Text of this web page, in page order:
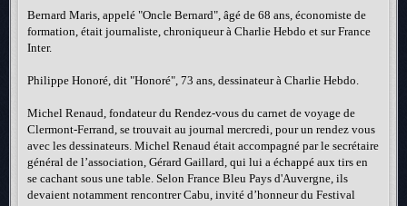
Bernard Maris, appelé "Oncle Bernard", âgé de 68 ans, économiste de
formation, était journaliste, chroniqueur à Charlie Hebdo et sur France
Inter.
Philippe Honoré, dit "Honoré", 73 ans, dessinateur à Charlie Hebdo.
Michel Renaud, fondateur du Rendez-vous du carnet de voyage de
Clermont-Ferrand, se trouvait au journal mercredi, pour un rendez vous
avec les dessinateurs. Michel Renaud était accompagné par le secrétaire
général de l’association, Gérard Gaillard, qui lui a échappé aux tirs en
se cachant sous une table. Selon France Bleu Pays d'Auvergne, ils
devaient notamment rencontrer Cabu, invité d’honneur du Festival